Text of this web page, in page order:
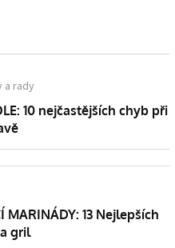
a rady
10 nejčastějších chyb při
MARINÁDY: 13 Nejlepších
gril